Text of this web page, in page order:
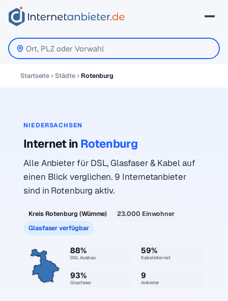
Startseite Städte Rotenburg
NIEDERSACHSEN
Internet in Rotenburg
Alle Anbieter für DSL, Glasfaser & Kabel auf
einen Blick verglichen. 9 Internetanbieter
sind in Rotenburg aktiv.
Kreis Rotenburg (Wümme)
23.000 Einwohner
Glasfaser verfügbar
88%
DSL Ausbau
59%
Kabelinternet
93%
Glasfaser
9
Anbieter